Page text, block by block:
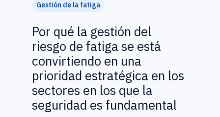
Gestión de la fatiga
Por qué la gestión del
riesgo de fatiga se está
convirtiendo en una
prioridad estratégica en los
sectores en los que la
seguridad es fundamental